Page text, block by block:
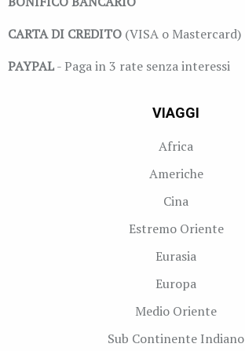
CARTA DI CREDITO (VISA o Mastercard)
PAYPAL- Paga in 3 rate senza interessi
VIAGGI
Africa
Americhe
Cina
Estremo Oriente
Eurasia
Europa
Medio Oriente
Sub Continente Indiano